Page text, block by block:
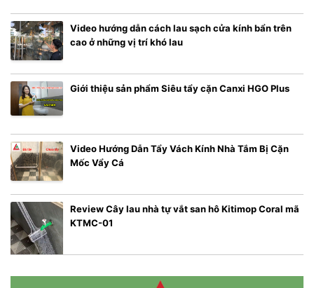
Video hướng dẫn cách lau sạch cửa kính bẩn trên
cao ở những vị trí khó lau
Giới thiệu sản phẩm Siêu tẩy cặn Canxi HGO Plus
Video Hướng Dẫn Tẩy Vách Kính Nhà Tắm Bị Cặn
Mốc Vẩy Cá
Review Cây lau nhà tự vắt san hô Kitimop Coral mã
KTMC-01